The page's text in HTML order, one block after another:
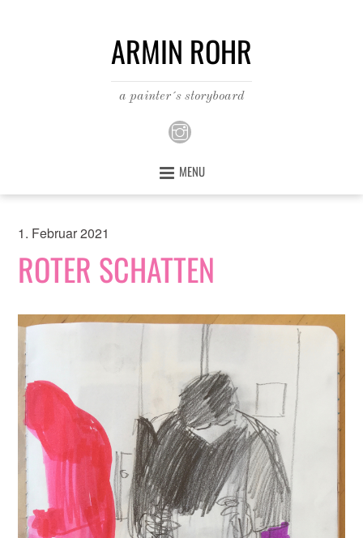
ARMIN ROHR
a painter´s storyboard
MENU
1. Februar 2021
ROTER SCHATTEN